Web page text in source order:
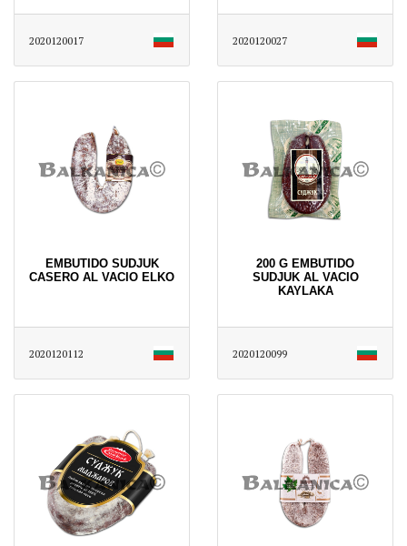
2020120017 2020120027
EMBUTIDO SUDJUK
CASERO AL VACIO ELKO
2020120112
200 G EMBUTIDO
SUDJUK AL VACIO
KAYLAKA
2020120099